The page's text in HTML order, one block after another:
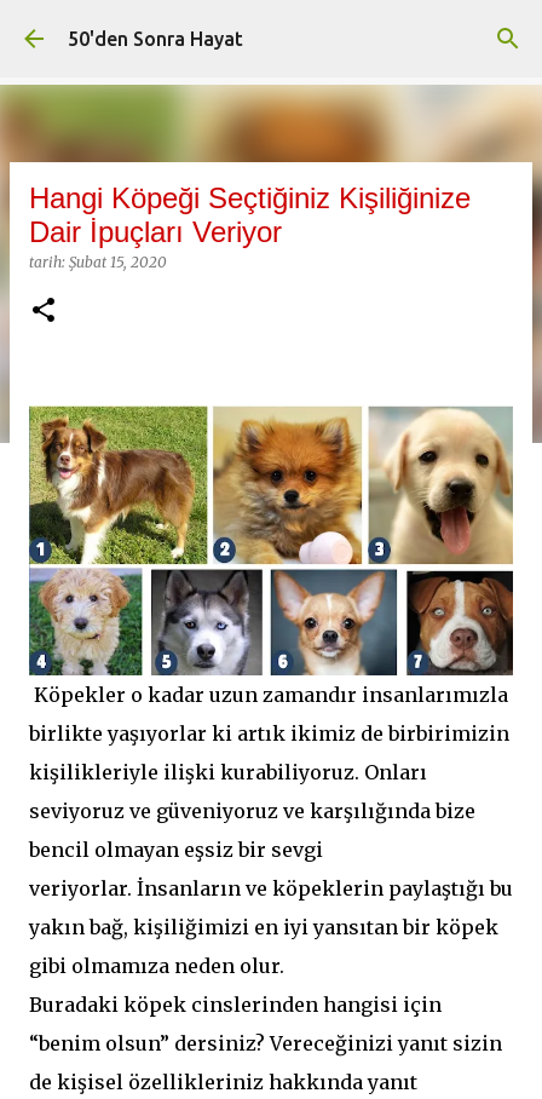
Ana içeriğe atla
50'den Sonra Hayat
Hangi Köpeği Seçtiğiniz Kişiliğinize
Dair İpuçları Veriyor
tarih: Şubat 15, 2020
Köpekler o kadar uzun zamandır insanlarımızla
birlikte yaşıyorlar ki artık ikimiz de birbirimizin
kişilikleriyle ilişki kurabiliyoruz. Onları
seviyoruz ve güveniyoruz ve karşılığında bize
bencil olmayan eşsiz bir sevgi
veriyorlar. İnsanların ve köpeklerin paylaştığı bu
yakın bağ, kişiliğimizi en iyi yansıtan bir köpek
gibi olmamıza neden olur.
Buradaki köpek cinslerinden hangisi için
“benim olsun” dersiniz? Vereceğinizi yanıt sizin
de kişisel özellikleriniz hakkında yanıt